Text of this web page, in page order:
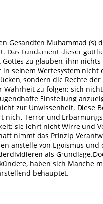
Gesandten Muhammad (s)
Das Fundament dieser
zu glauben, ihm nichts
seinem Wertesystem nicht
sondern die Rechte der
zu folgen; sich
Einstellung
zur Unwissenheit. Diese
nicht Terror und
sie lehrt nicht Wirre und
nimmt das Prinzip
anstelle von Egoismus und
als
haben sich Manche
behauptet.